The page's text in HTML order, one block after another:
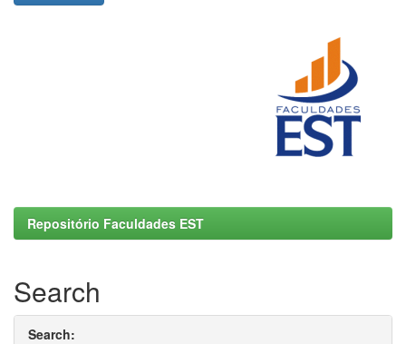
Repositório Faculdades EST
Search
Search: